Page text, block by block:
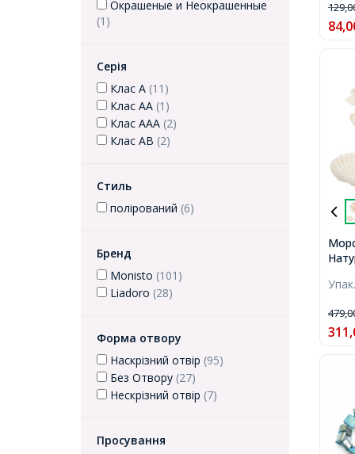
Окрашеные и Неокрашенные
(1)
Серія
Клас А (11)
Клас АА (1)
Клас ААА (2)
Клас АВ (2)
Стиль
полірований (6)
Бренд
Monisto (101)
Liadoro (28)
Форма отвору
Наскрізний отвір (95)
Без Отвору (27)
Нескрізний отвір (7)
Просування